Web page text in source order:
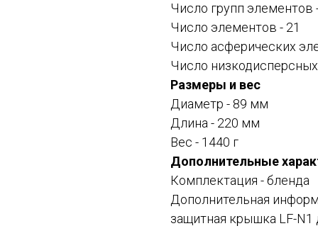
Число групп элементов
Число элементов - 21
Число асферических
Число
Размеры и вес
Диаметр - 89 мм
Длина - 220 мм
Вес - 1440 г
Дополнительные
Комплектация - бленда
Дополнительная
защитная крышка LF-N1